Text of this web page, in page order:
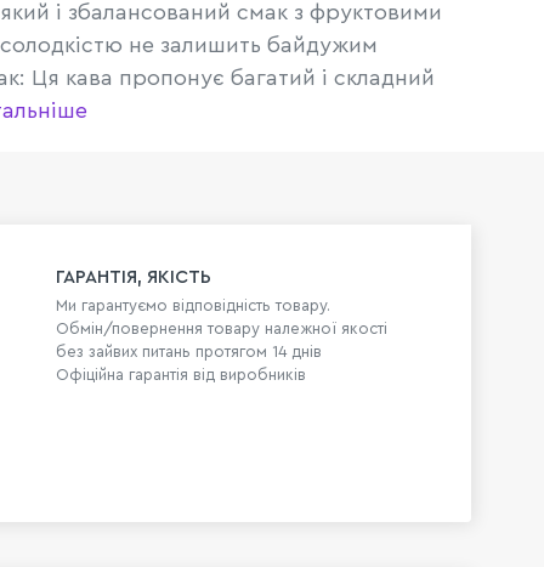
і збалансований смак з фруктовими
не залишить байдужим
Ця кава пропонує багатий і складний
ГАРАНТІЯ, ЯКІСТЬ
Ми гарантуємо відповідність товару.
Обмін/повернення товару належної якості
без зайвих питань протягом 14 днів
Офіційна гарантія від виробників